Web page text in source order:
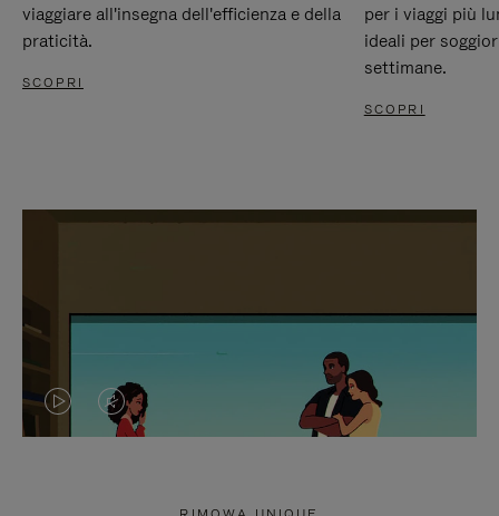
viaggiare all'insegna dell'efficienza e della
praticità.
SCOPRI
per i viaggi più
ideali per
settimane.
SCOPRI
IL
IL